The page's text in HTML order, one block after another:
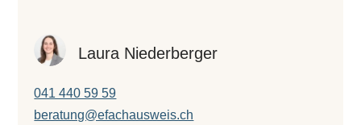
Laura Niederberger
041 440 59 59
beratung@efachausweis.ch